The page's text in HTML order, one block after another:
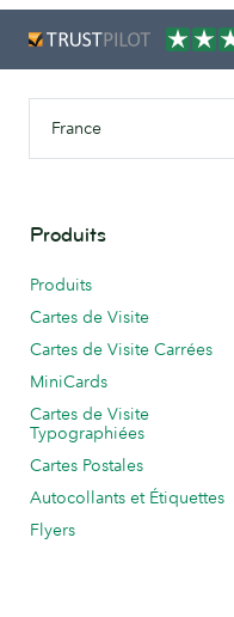
France
Produits
Produits
Cartes de Visite
Cartes de Visite Carrées
MiniCards
Cartes de Visite
Typographiées
Cartes Postales
Autocollants et Étiquettes
Flyers